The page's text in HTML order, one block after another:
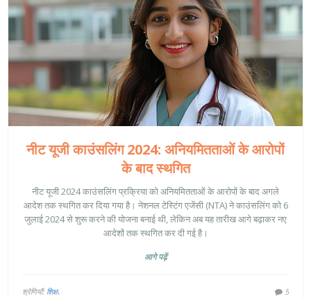
नीट यूजी काउंसलिंग 2024: अनियमितताओं के आरोपों
के बाद स्थगित
नीट यूजी 2024 काउंसलिंग प्रक्रिया को अनियमितताओं के आरोपों के बाद अगले
आदेश तक स्थगित कर दिया गया है। नेशनल टेस्टिंग एजेंसी (NTA) ने काउंसलिंग को 6
जुलाई 2024 से शुरू करने की योजना बनाई थी, लेकिन अब यह तारीख आगे बढ़ाकर नए
आदेशों तक स्थगित कर दी गई है।
आगे पढ़ें
श्रेणियाँ: शिक्षा 5